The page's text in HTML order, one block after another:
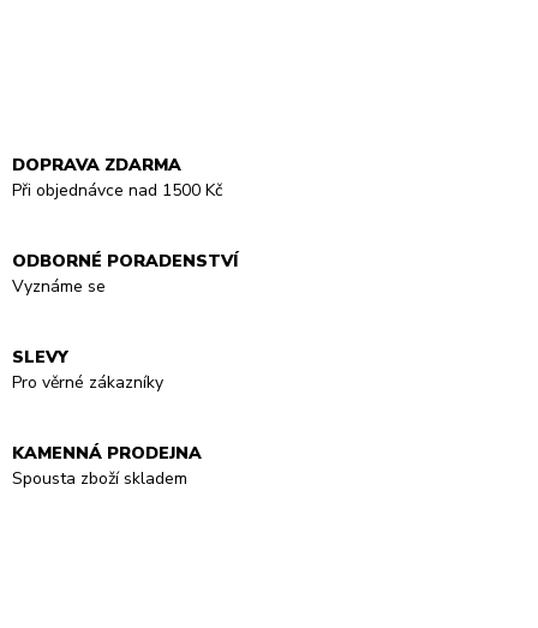
DOPRAVA ZDARMA
Při objednávce nad 1500 Kč
ODBORNÉ PORADENSTVÍ
Vyznáme se
SLEVY
Pro věrné zákazníky
KAMENNÁ PRODEJNA
Spousta zboží skladem